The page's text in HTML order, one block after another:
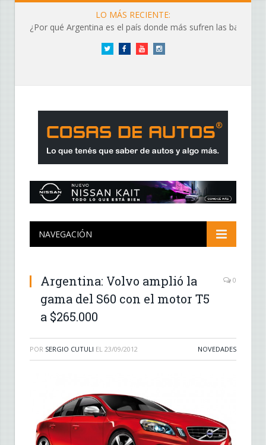
LO MÁS RECIENTE:
¿Por qué Argentina es el país donde más sufren las baterías?
Twitter FacebookYouTubeInstagram
NAVEGACIÓN
Argentina: Volvo amplió la
gama del S60 con el motor T5
a $265.000
0
POR SERGIO CUTULI EL 23/09/2012 NOVEDADES